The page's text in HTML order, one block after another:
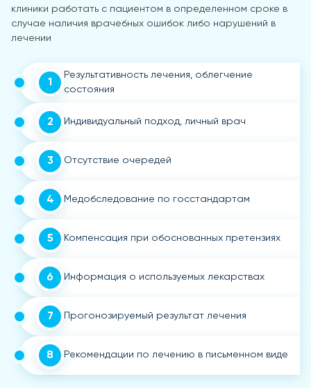
клиники работать с пациентом в определенном сроке в
случае наличия врачебных ошибок либо нарушений в
лечении
1
Результативность лечения, облегчение
состояния
2 Индивидуальный подход, личный врач
3 Отсутствие очередей
4 Медобследование по госстандартам
5 Компенсация при обоснованных претензиях
6 Информация о используемых лекарствах
7 Прогонозируемый результат лечения
8 Рекомендации по лечению в письменном виде